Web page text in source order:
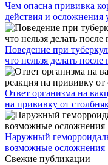
Чем опасна прививка
действия и осложнения
Поведение при
что нельзя делать
Ответ организма на
на прививку от
Наружный
возможные осложнения
Свежие публикации